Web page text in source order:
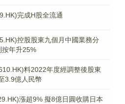
完成H股全流通
控股股東九個月中國業務分
按年升25%
料2022年度經調整後股東
3.9億人民幣
漲超9% 擬8億日圓收購日本